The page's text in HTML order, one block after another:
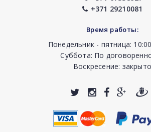
+371 29210081
Время работы:
Понедельник - пятница:
Суббота: По
Воскресение: закрыто